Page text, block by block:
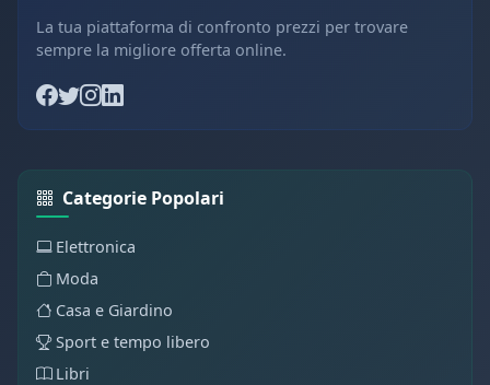
La tua piattaforma di confronto prezzi per trovare
sempre la migliore offerta online.
Categorie Popolari
Elettronica
Moda
Casa e Giardino
Sport e tempo libero
Libri